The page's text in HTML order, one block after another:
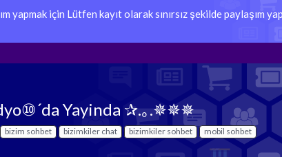
yapmak için Lütfen kayıt olarak sınırsız şekilde paylaşım
Yayinda ✰.｡.✵✵✵
bizim sohbet bizimkiler chat bizimkiler sohbet mobil sohbet